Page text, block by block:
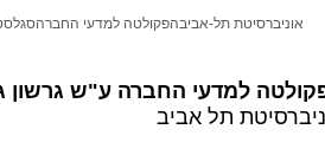
למדעי החברה ע"ש גרשון
תל אביב
אוניברסיטת תל-אביבהפקולטה למדעי החברהסגל